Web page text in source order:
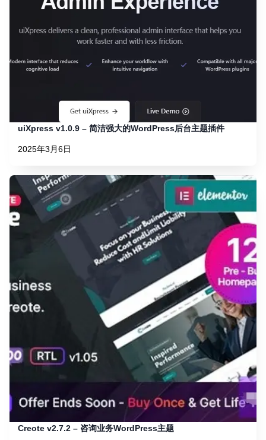
uiXpress v1.0.9 – 简洁强大的WordPress后台主题插件
2025年3月6日
Creote v2.7.2 – 咨询业务WordPress主题